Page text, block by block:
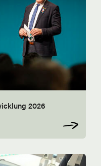
2026